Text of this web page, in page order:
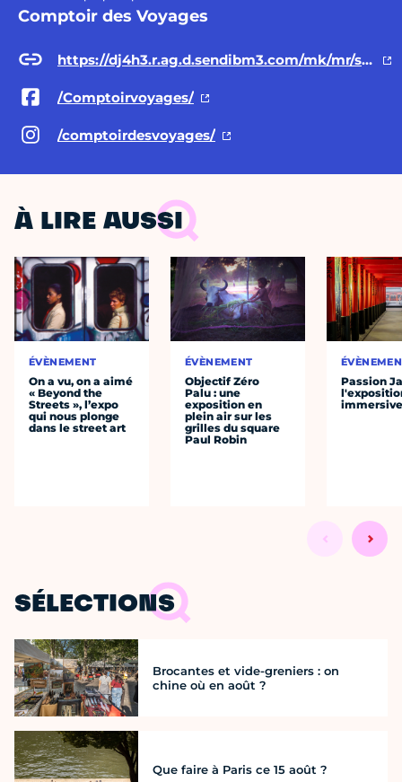
Comptoir des Voyages
https://dj4h3.r.ag.d.sendibm3.com/mk/mr/sh/7nVTPdZCTJDXOk5YTtI69PNa7cH9iBL/XfehY8ZYw9El
/Comptoirvoyages/
/comptoirdesvoyages/
À LIRE AUSSI
ÉVÈNEMENT
On a vu, on a aimé
« Beyond the
Streets », l’expo
qui nous plonge
dans le street art
ÉVÈNEMENT
Objectif Zéro
Palu : une
exposition en
plein air sur les
grilles du square
Paul Robin
Passion
SÉLECTIONS
Brocantes et vide-greniers : on
chine où en août ?
Que faire à Paris ce 15 août ?